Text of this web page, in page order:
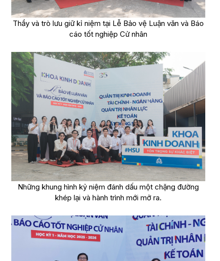
Thầy và trò lưu giữ kỉ niệm tại Lễ Bảo vệ Luận văn và Báo
cáo tốt nghiệp Cử nhân
Những khung hình kỷ niệm đánh dấu một chặng đường
khép lại và hành trình mới mở ra.